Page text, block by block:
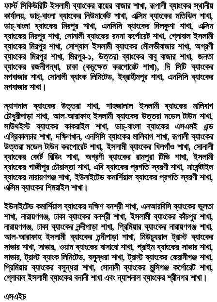
ফার্স্ট সিকিউরিটি ইসলামী ব্যাংকের রায়ের বাজার শাখা, রূপালী ব্যাংকের স্থানীয়
কার্যালয়, ডাচ্-বাংলা ব্যাংকের নিউমার্কেট শাখা, এক্সিম ব্যাংকের মতিঝিল শাখা,
ডাচ্-বাংলা ব্যাংকের মিরপুর শাখা, এনসিসি ব্যাংকের দিলকুশা শাখা, এক্সিম
ব্যাংকের মিরপুর শাখা, সোনালী ব্যাংকের রমনা কর্পোরেট শাখা, গ্লোবাল ইসলামী
ব্যাংকের মিরপুর শাখা, সোশ্যাল ইসলামী ব্যাংকের মৌলভীবাজার শাখা, অগ্রণী
ব্যাংকের মিরপুর শাখা, মিরপুর-১, উত্তরা ব্যাংকের বাবু বাজার শাখা, জনতা
ব্যাংকের রজনীগন্ধা, ঢাকা (কচুক্ষেত করপোরেট শাখা), দি সিটি ব্যাংকের
মগবাজার শাখা, সোনালী ব্যাংক লিমিটেড, ইব্রাহীমপুর শাখা, এনসিসি ব্যাংকের
মগবাজার শাখা।
ন্যাশনাল ব্যাংকের উত্তরা শাখা, শাহজালাল ইসলামী ব্যাংকের মালিবাগ
চৌধুরীপাড়া শাখা, আল-আরাফাহ ইসলামী ব্যাংকের উত্তরা মডেল টাউন শাখা,
সাউথইস্ট ব্যাংকের কাকরাইল শাখা, ডাচ্-বাংলা ব্যাংকের এসএমই এন্ড
এগ্রিকালচার শাখা, দক্ষিণখান, এনসিসি ব্যাংকের মালিবাগ শাখা, রূপালী ব্যাংকের
উত্তরা মডেল টাউন করপোরেট শাখা, ইসলামী ব্যাংকের খিলগাঁও শাখা, সোনালী
ব্যাংকের কোর্ট বিল্ডিং শাখা, অগ্রণী ব্যাংকের রামপুরা টিভি শাখা, ইসলামী
ব্যাংকের গাজীপুর চৌরাস্তা শাখা, এবি ব্যাংকের প্রগতি স্বরণী শাখা, মার্কেন্টাইল
ব্যাংকের নারায়ণগঞ্জ শাখা, ইউনাইটেড কমার্শিয়াল ব্যাংকের প্রগতি স্বরণী শাখা,
এক্সিম ব্যাংকের শিমরাইল শাখা।
ইউনাইটেড কমার্শিয়াল ব্যাংকের দক্ষিণ বনশ্রী শাখা, এনআরবিসি ব্যাংকের ভুলতা
শাখা, নারায়ণগঞ্জ, ঢাকা ব্যাংকের বনশ্রী শাখা, ইসলামী ব্যাংকের কাঁচপুর শাখা,
নারায়ণগঞ্জ, ঢাকা ব্যাংকের নন্দীপাড়া শাখা, প্রিমিয়ার ব্যাংকের নারায়ণগঞ্জ শাখা,
আল-আরাফাহ ইসলামী ব্যাংকের নন্দীপাড়া শাখা, মিউচ্যুয়াল ট্রাস্ট ব্যাংকের
সাভার শাখা, সাভার, ওয়ান ব্যাংকের বাসাবো শাখা, প্রাইম ব্যাংকের সাভার শাখা,
সাভার, ট্রাস্ট ব্যাংক লিমিটেড, বসুন্ধরা শাখা, ট্রাস্ট ব্যাংকের কেরানীগঞ্জ শাখা,
প্রিমিয়ার ব্যাংকের বসুন্ধরা শাখা, সোনালী ব্যাংকের মুন্সিগঞ্জ কর্পোরেট শাখা,
গ্লোবাল ইসলামী ব্যাংকের বনানী শাখা এবং ন্যাশনাল ব্যাংকের শ্রীনগর শাখা।
এসএইচ